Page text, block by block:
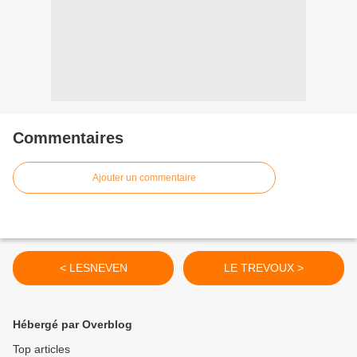
Commentaires
Ajouter un commentaire
< LESNEVEN LE TREVOUX >
Hébergé par Overblog
Top articles